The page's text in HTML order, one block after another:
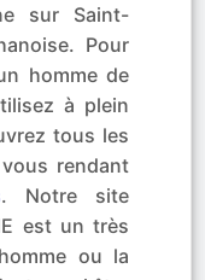
sur Saint-
Pour
homme de
à plein
tous les
rendant
. Notre site
est un très
ou la